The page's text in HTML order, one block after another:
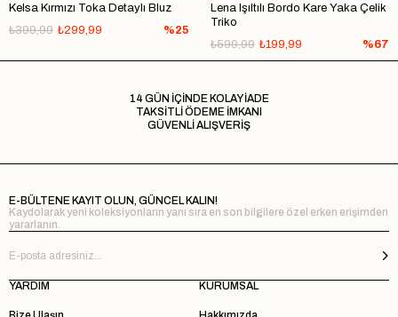
Kelsa Kırmızı Toka Detaylı Bluz
₺299,99
₺399,99 %25
Lena Işıltılı Bordo Kare Yaka Çelik
Triko
₺199,99
₺599,99 %67
14 GÜN İÇİNDE KOLAY İADE
TAKSİTLİ ÖDEME İMKANI
GÜVENLİ ALIŞVERİŞ
E-BÜLTENE KAYIT OLUN, GÜNCEL KALIN!
Kaydolarak yeni koleksiyonların yanı sıra en son bilgilere özel erken erişimden
yararlanın.
YARDIM KURUMSAL